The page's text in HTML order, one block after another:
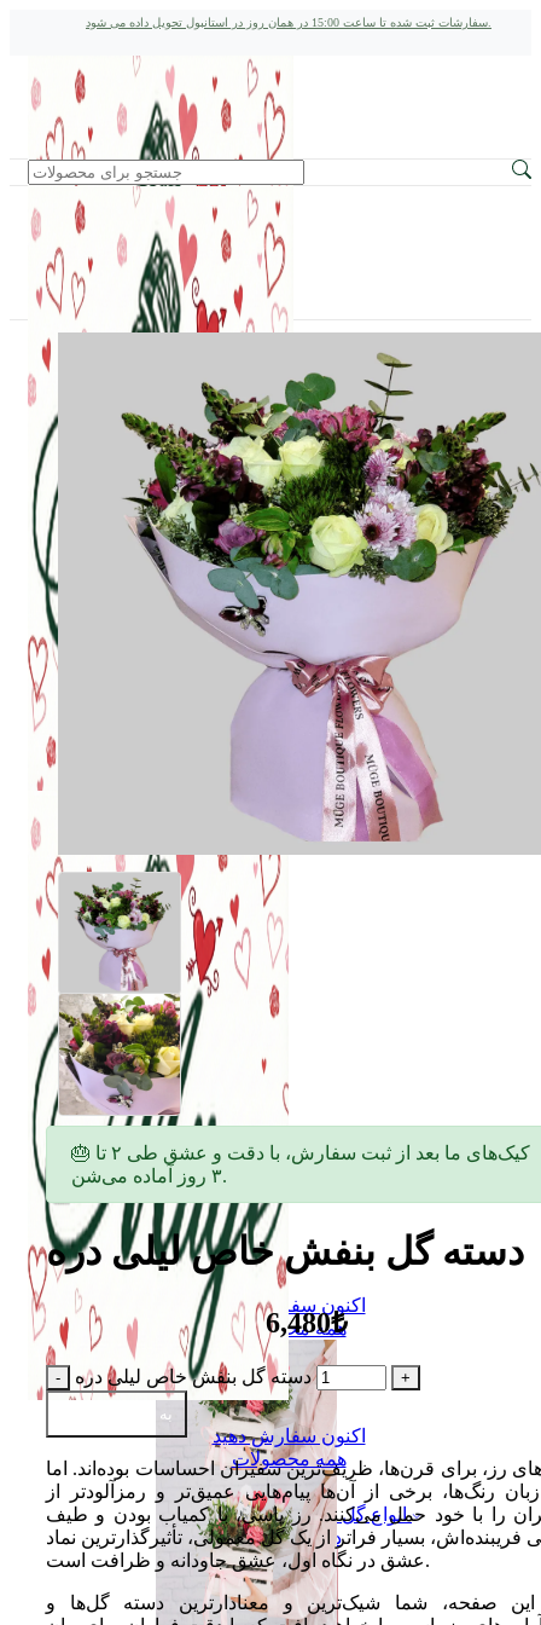
اکنون سفارش دهید
همه محصولات
انواع گل
دسته گل
اکنون سفارش دهید
همه محصولات
🎂 کیک‌های ما بعد از ثبت سفارش، با دقت و عشق طی ۲ تا
۳ روز آماده می‌شن.
دسته گل بنفش خاص لیلی دره
6,480₺
دسته گل بنفش خاص لیلی دره
به سبد اضافه کن
رز، برای قرن‌ها، ظریف‌ترین سفیران احساسات بوده‌اند. اما
رنگ‌ها، برخی از آن‌ها پیام‌هایی عمیق‌تر و رمزآلودتر از
را با خود حمل می‌کنند. رز یاسی، با کمیاب بودن و طیف
فریبنده‌اش، بسیار فراتر از یک گل معمولی، تأثیرگذارترین نماد
عشق در نگاه اول، عشق جاودانه و ظرافت است.
صفحه، شما شیک‌ترین و معنادارترین دسته گل‌ها و